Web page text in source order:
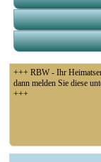
+++ RBW - Ihr
dann melden Sie diese
+++
+++ Coswig: Die Elfähre